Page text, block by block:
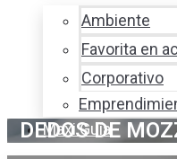
Ambiente
Favorita en
Corporativo
Maxi Guía
DEDOS DE